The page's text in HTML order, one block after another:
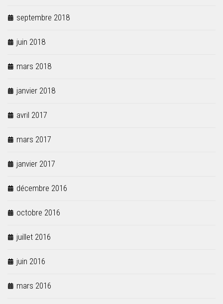
septembre 2018
juin 2018
mars 2018
janvier 2018
avril 2017
mars 2017
janvier 2017
décembre 2016
octobre 2016
juillet 2016
juin 2016
mars 2016